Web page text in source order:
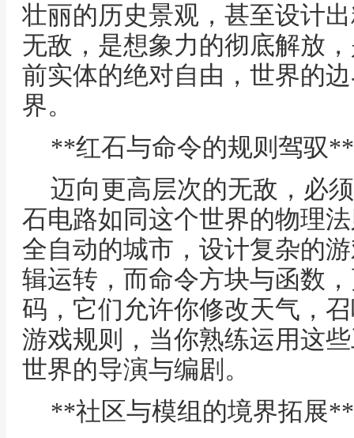
壮丽的历史景观，甚至设计
无敌，是想象力的彻底解放
前实体的绝对自由，世界的
界。
**红石与命令的规则驾驭**
迈向更高层次的无敌，必
石电路如同这个世界的物理
全自动的城市，设计复杂的
辑运转，而命令方块与函数
码，它们允许你修改天气，
游戏规则，当你熟练运用这
世界的导演与编剧。
**社区与模组的境界拓展**